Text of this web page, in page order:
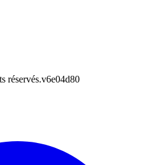
réservés.v6e04d80